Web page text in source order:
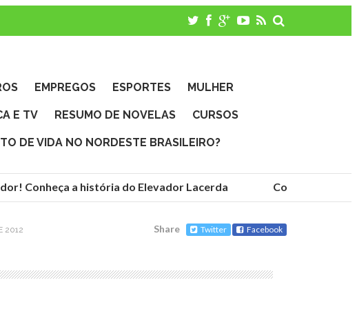
EMPREGOS ESPORTES MULHER
E TV RESUMO DE NOVELAS CURSOS
DE VIDA NO NORDESTE BRASILEIRO?
Conheça a história do Elevador Lacerda Conheça as
2012 Share Twitter Facebook